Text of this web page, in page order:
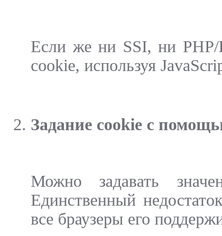
Если же ни SSI, ни PHP/
cookie, используя
Задание cookie с
Можно задавать
Единственный
все браузеры его